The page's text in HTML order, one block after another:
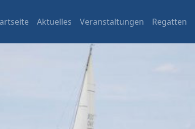
Aktuelles Veranstaltungen Regatten